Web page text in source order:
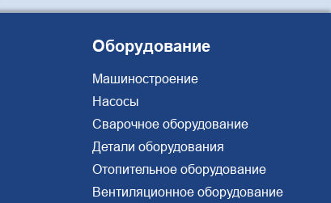
Оборудование
Машиностроение
Насосы
Сварочное оборудование
Детали оборудования
Отопительное оборудование
Вентиляционное оборудование